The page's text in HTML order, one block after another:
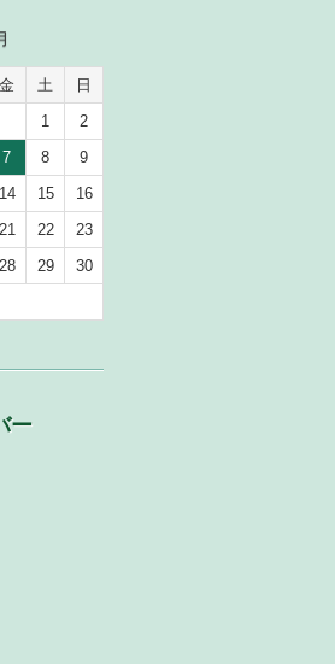
金 土
日
1
2
7 8
9
14 15
16
21 22
23
28 29
30
ー